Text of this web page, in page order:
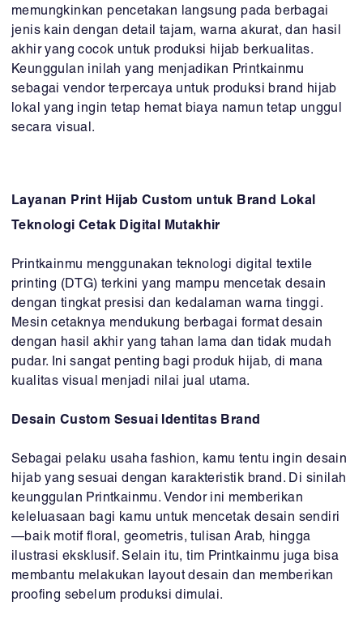
memungkinkan pencetakan langsung pada berbagai
jenis kain dengan detail tajam, warna akurat, dan hasil
akhir yang cocok untuk produksi hijab berkualitas.
Keunggulan inilah yang menjadikan Printkainmu
sebagai vendor terpercaya untuk produksi brand hijab
lokal yang ingin tetap hemat biaya namun tetap unggul
secara visual.
Layanan Print Hijab Custom untuk Brand Lokal
Teknologi Cetak Digital Mutakhir
Printkainmu menggunakan teknologi digital textile
printing (DTG) terkini yang mampu mencetak desain
dengan tingkat presisi dan kedalaman warna tinggi.
Mesin cetaknya mendukung berbagai format desain
dengan hasil akhir yang tahan lama dan tidak mudah
pudar. Ini sangat penting bagi produk hijab, di mana
kualitas visual menjadi nilai jual utama.
Desain Custom Sesuai Identitas Brand
Sebagai pelaku usaha fashion, kamu tentu ingin desain
hijab yang sesuai dengan karakteristik brand. Di sinilah
keunggulan Printkainmu. Vendor ini memberikan
keleluasaan bagi kamu untuk mencetak desain sendiri
—baik motif floral, geometris, tulisan Arab, hingga
ilustrasi eksklusif. Selain itu, tim Printkainmu juga bisa
membantu melakukan layout desain dan memberikan
proofing sebelum produksi dimulai.